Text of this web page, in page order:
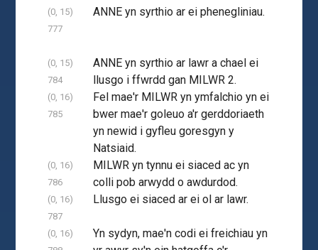
(0, 15)
777
ANNE yn syrthio ar ei phenegliniau.
(0, 15)
784
ANNE yn syrthio ar lawr a chael ei
llusgo i ffwrdd gan MILWR 2.
(0, 16)
785
Fel mae'r MILWR yn ymfalchio yn ei
bwer mae'r goleuo a'r gerddoriaeth
yn newid i gyfleu goresgyn y
Natsiaid.
(0, 16)
786
MILWR yn tynnu ei siaced ac yn
colli pob arwydd o awdurdod.
(0, 16)
787
Llusgo ei siaced ar ei ol ar lawr.
(0, 16)
Yn sydyn, mae'n codi ei freichiau yn